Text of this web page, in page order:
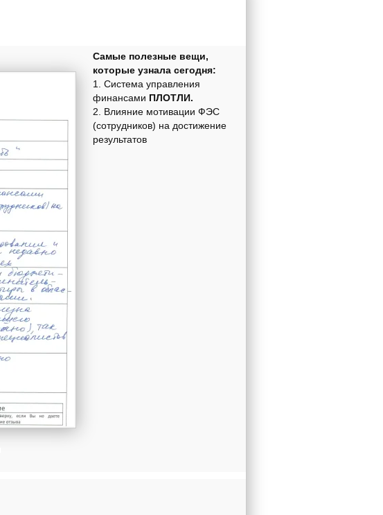
Самые полезные вещи,
которые узнала сегодня:
1. Система управления
финансами ПЛОТЛИ.
2. Влияние мотивации ФЭС
(сотрудников) на достижение
результатов